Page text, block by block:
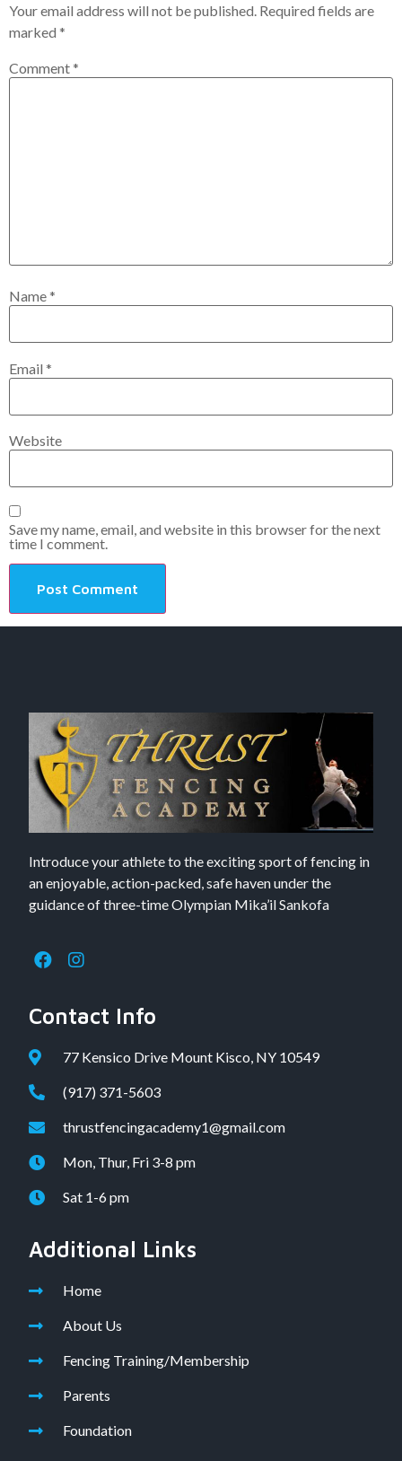
Your email address will not be published. Required fields are
marked *
Comment*
Name*
Email *
Website
Save my name, email, and website in this browser for the next
time I comment.
Introduce your athlete to the exciting sport of fencing in
an enjoyable, action-packed, safe haven under the
guidance of three-time Olympian Mika’il Sankofa
Contact Info
77 Kensico Drive Mount Kisco, NY 10549
(917) 371-5603
thrustfencingacademy1@gmail.com
Mon, Thur, Fri 3-8 pm
Sat 1-6 pm
Additional Links
Home
About Us
Fencing Training/Membership
Parents
Foundation